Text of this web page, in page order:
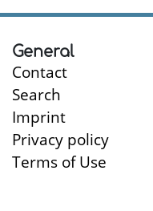
General
Contact
Search
Imprint
Privacy policy
Terms of Use